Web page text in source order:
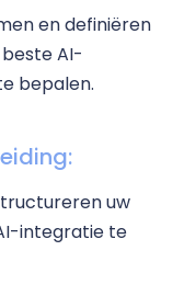
en definiëren
AI-
bepalen.
uw
integratie te